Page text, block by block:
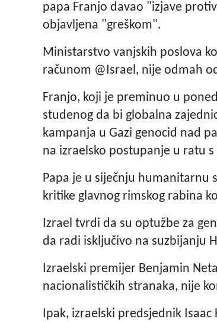
papa Franjo davao "izjave
objavljena "greškom".
Ministarstvo vanjskih poslova
računom @Israel, nije odmah
Franjo, koji je preminuo u
studenog da bi globalna
kampanja u Gazi genocid nad
na izraelsko postupanje u ratu
Papa je u siječnju humanitarnu
kritike glavnog rimskog rabina
Izrael tvrdi da su optužbe za
da radi isključivo na suzbijanju
Izraelski premijer Benjamin
nacionalističkih stranaka, nije
Ipak, izraelski predsjednik